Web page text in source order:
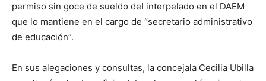
permiso sin goce de sueldo del interpelado en el DAEM
que lo mantiene en el cargo de “secretario administrativo
de educación”.
En sus alegaciones y consultas, la concejala Cecilia Ubilla